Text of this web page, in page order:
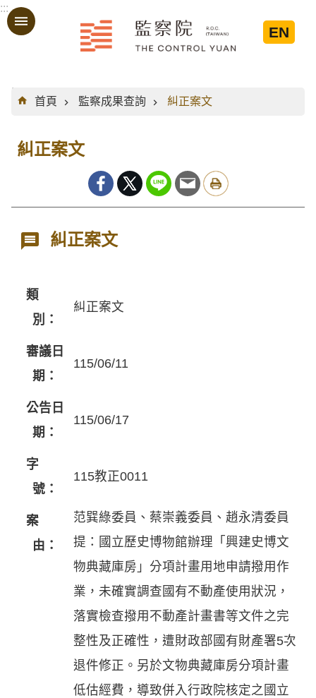
跳到主要內容區塊
:::
EN
:::
首頁
監察成果查詢 糾正案文
糾正案文
糾正案文
類
別：
糾正案文
審議日
期：
115/06/11
公告日
期：
115/06/17
字
號：
115教正0011
案
由：
范巽綠委員、蔡崇義委員、趙永清委員
提：國立歷史博物館辦理「興建史博文
物典藏庫房」分項計畫用地申請撥用作
業，未確實調查國有不動產使用狀況，
落實檢查撥用不動產計畫書等文件之完
整性及正確性，遭財政部國有財產署5次
退件修正。另於文物典藏庫房分項計畫
低估經費，導致併入行政院核定之國立